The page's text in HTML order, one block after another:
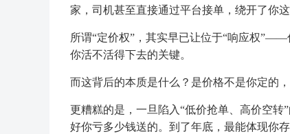
家，司机甚至直接通过平台接单，绕开了你这
所谓“定价权”，其实早已让位于“响应权
你活不活得下去的关键。
而这背后的本质是什么？是价格不是你定的
更糟糕的是，一旦陷入“低价抢单、高价空
好你亏多少钱送的。到了年底，最能体现你